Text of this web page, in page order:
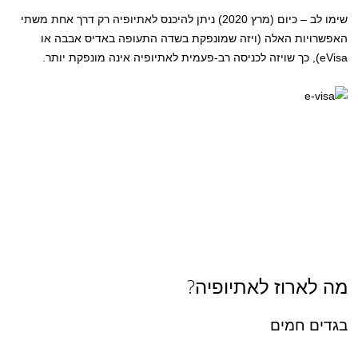
שימו לב – כיום (מרץ 2020) ניתן להיכנס לאתיופיה רק דרך אחת משתי
האפשרויות האלה (ויזה שמונפקת בשדה התעופה באדיס אבבה או
eVisa), כך שויזה לכניסה רב-פעמית לאתיופיה אינה מונפקת יותר.
מה לארוז לאתיופיה?
בגדים חמים